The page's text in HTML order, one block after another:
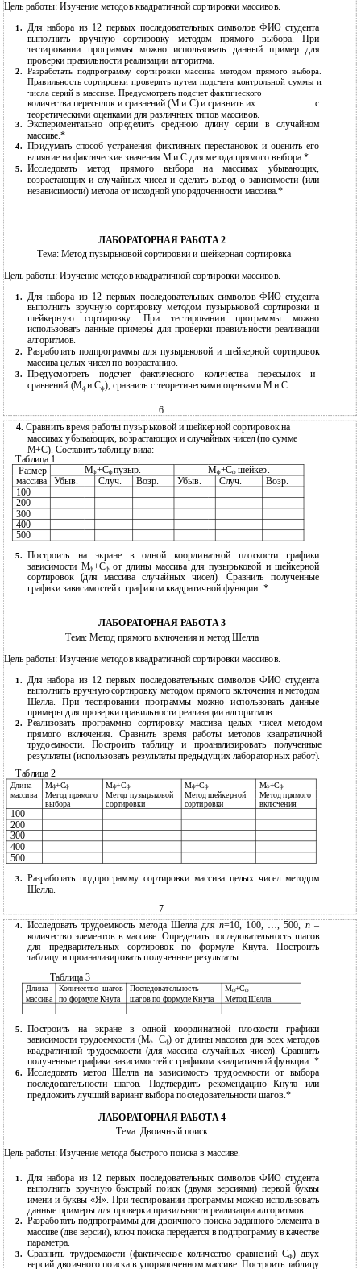
Цель работы: Изучение методов квадратичной сортировки массивов.
1.
Для набора из 12 первых последовательных символов ФИО студента
выполнить вручную сортировку методом прямого выбора. При
тестировании программы можно использовать данный пример для
проверки правильности реализации алгоритма.
2.
Разработать подпрограмму сортировки массива методом прямого выбора.
Правильность сортировки проверить путем подсчета контрольной суммы и
числа серий в массиве. Предусмотреть подсчет фактического
количества пересылок и сравнений (М и С) и сравнить их
с
теоретическими оценками для различных типов массивов.
3.
Экспериментально определить среднюю длину серии в случайном
массиве.*
4. Придумать способ устранения фиктивных перестановок и оценить его
влияние на фактические значения М и С для метода прямого выбора.*
5. Исследовать метод прямого выбора на массивах убывающих,
возрастающих и случайных чисел и сделать вывод о зависимости (или
независимости) метода от исходной упорядоченности массива.*
ЛАБОРАТОРНАЯ РАБОТА 2
Тема: Метод пузырьковой сортировки и шейкерная сортировка
Цель работы: Изучение методов квадратичной сортировки массивов.
1.
Для набора из 12 первых последовательных символов ФИО студента
выполнить вручную сортировку методом пузырьковой сортировки и
шейкерную сортировку. При тестировании программы можно
использовать данные примеры для проверки правильности реализации
алгоритмов.
2.
Разработать подпрограммы для пузырьковой и шейкерной сортировок
массива целых чисел по возрастанию.
3. Предусмотреть подсчет фактического количества пересылок и
сравнений (Мфи Сф), сравнить с теоретическими оценками М и С.
6
4.Сравнить время работы пузырьковой и шейкерной сортировок на
массивах убывающих, возрастающих и случайных чисел (по сумме
М+С). Составить таблицу вида:
Таблица 1
Размер Мф+Сфпузыр. Мф+Сф шейкер.
массива Убыв. Случ. Возр. Убыв. Случ.
Возр.
100
200
300
400
500
5.
Построить на экране в одной координатной плоскости графики
зависимости Мф+Сф от длины массива для пузырьковой и шейкерной
сортировок (для массива случайных чисел). Сравнить полученные
графики зависимостей с графиком квадратичной функции. *
ЛАБОРАТОРНАЯ РАБОТА 3
Тема: Метод прямого включения и метод Шелла
Цель работы: Изучение методов квадратичной сортировки массивов.
1.
Для набора из 12 первых последовательных символов ФИО студента
выполнить вручную сортировку методом прямого включения и методом
Шелла. При тестировании программы можно использовать данные
примеры для проверки правильности реализации алгоритмов.
2.
Реализовать программно сортировку массива целых чисел методом
прямого включения. Сравнить время работы методов квадратичной
трудоемкости. Построить таблицу и проанализировать полученные
результаты (использовать результаты предыдущих лабораторных работ).
Таблица 2
Длина Мф+Сф Мф+Сф Мф+Сф Мф+Сф
массива Метод прямого Метод пузырьковой Метод шейкерной
Метод прямого
выбора
сортировки сортировки включения
100
200
300
400
500
3.
Разработать подпрограмму сортировки массива целых чисел методом
Шелла.
7
4. Исследовать трудоемкость метода Шелла дляn=10, 100, …, 500, n–
количество элементов в массиве. Определить последовательность шагов
для предварительных сортировок по формуле Кнута. Построить
таблицу и проанализировать полученные результаты:
Таблица 3
Длина Количество шагов Последовательность Мф+Сф
массива по формуле Кнута шагов по формуле Кнута Метод Шелла
5.
Построить на экране в одной координатной плоскости графики
зависимости трудоемкости (Мф+Сф) от длины массива для всех методов
квадратичной трудоемкости (для массива случайных чисел). Сравнить
полученные графики зависимостей с графиком квадратичной функции. *
6.
Исследовать метод Шелла на зависимость трудоемкости от выбора
последовательности шагов. Подтвердить рекомендацию Кнута или
предложить лучший вариант выбора последовательности шагов.*
ЛАБОРАТОРНАЯ РАБОТА 4
Тема: Двоичный поиск
Цель работы: Изучение метода быстрого поиска в массиве.
1.
Для набора из 12 первых последовательных символов ФИО студента
выполнить вручную быстрый поиск (двумя версиями) первой буквы
имени и буквы «Я». При тестировании программы можно использовать
данные примеры для проверки правильности реализации алгоритмов.
2. Разработать подпрограммы для двоичного поиска заданного элемента в
массиве (две версии), ключ поиска передается в подпрограмму в качестве
параметра.
3. Сравнить трудоемкости (фактическое количество сравнений Сф) двух
версий двоичного поиска в упорядоченном массиве. Построить таблицу